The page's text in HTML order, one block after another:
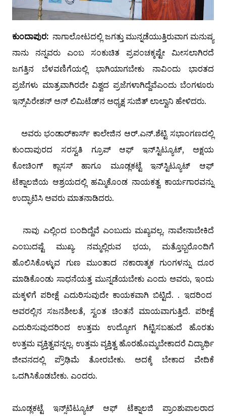
ಕುಂದಾಪುರ: ನಾಗಾಲೋಟದಲ್ಲಿ ಜಗತ್ತು ಮುನ್ನಡೆಯುತ್ತಿರುವಾಗ ಮನುಷ್ಯ
ನಾನು ನನ್ನವರು ಎಂಬ ಸಂಕುಚಿತ ಪ್ರಪಂಚಕ್ಕಷ್ಟೇ ಮೀಸಲಾಗಿರದೆ
ಜಗತ್ತಿನ ಬೆಳವಣಿಗೆಯಲ್ಲಿ ಭಾಗಿಯಾಗಬೇಕು
ನಾವಿಂದು ಭಾರತದ
ಪ್ರಜೆಗಳು ಮಾತ್ರವಾಗಿರದೇ ವಿಶ್ವದ ಪ್ರಜೆಗಳಾಗಿದ್ದೆವೆಎಂದು ಬೆಂಗಳೂರು
ಇನ್ಸ್‌ಪಿರೇಶನ್ ಅನ್ ಲಿಮಿಟೆಡ್‌ನ ಅಧ್ಯಕ್ಷ ಸುಜಿತ್ ಲಾಲ್ವಾನಿ ಹೇಳಿದರು.
ಅವರುಭಂಡಾರ್‌ಕಾರ್ಸ್‌ ಕಾಲೇಜಿನ ಆರ್.ಎನ್.ಶೆಟ್ಟಿ ಸಭಾಂಗಣದಲ್ಲಿ
ಕುಂದಾಪುರದ ಸರಸ್ವತಿ ಗ್ರೂಪ್ ಆಫ್ ಇನ್‌ಸ್ಟಿಟ್ಯೂಟ್, ಅಕ್ಷಯ
ಕೋಚಿಂಗ್ ಕ್ಲಾಸಸ್ ಹಾಗೂ ಮೂಡ್ಲಕಟ್ಟೆ ಇನ್‌ಸ್ಟಿಟ್ಯೂಟ್ ಆಫ್
ಟೆಕ್ನಾಲಜಿಯ ಆಶ್ರಯದಲ್ಲಿ ಹಮ್ಮಿಕೊಂಡ ನಾಯಕತ್ವ ಕಾರ್ಯಗಾರವನ್ನು
ಉದ್ಘಾಟಿಸಿ ಅವರು ಮಾತನಾಡಿದರು.
ನಾವು ಎಲ್ಲಿಂದ ಬಂದಿದ್ದೆವೆ ಎಂಬುದು ಮಖ್ಯವಲ್ಲ. ನಾವೇನಾಬೇಕಿದೆ
ಎಂಬುದಷ್ಟೆ ಮುಖ್ಯ. ನಮ್ಮಲ್ಲಿರುವ ಭಯ, ಮತ್ತೊಬ್ಬರೊಂದಿಗೆ
ಹೊಲಿಸಿಕೊಳ್ಳುವ ಗುಣ ಮುಂತಾದ ನಕಾರಾತ್ಮಕ ಗುಂಗಳನ್ನು ದೂರ
ಮಾಡಿಕೊಂಡು ಸಾಧನೆಯತ್ತ ಮುನ್ನಡೆಯಬೇಕುಎಂದು ಅವರು,ಇಂದು
ಮಕ್ಕಳಿಗೆ ಪರೀಕ್ಷೆ ಎದುರಿಸುವುದೇ ಕಾಯಕವಾಗಿ ಬಿಟ್ಟಿದೆ. . ಇದರಿಂದ
ಅವರಲ್ಲಿನ ಸಜನಶೀಲತೆ, ಸ್ವಂತ ಚಿಂತನೆ ಮಾಯವಾಗುತ್ತಿದೆ. ಪರೀಕ್ಷೆ
ಎದುರಿಸುವುದರಿಂದ ಉತ್ತಮ ಉದ್ಯೋಗ ಗಿಟ್ಟಿಸಬಹುದೆ ಹೊರತು
ಉತ್ತಮ ವ್ಯಕ್ತಿತ್ವವನ್ನಲ್ಲ. ಉತ್ತಮ ವ್ಯಕ್ತಿತ್ವ ಹೊರಹೊಮ್ಮಬೇಕಾದರೆ ವಿದ್ಯಾರ್ಥಿ
ಜೀವನದಲ್ಲಿ ಪ್ರೌಢಿಮೆ ತೋರಬೇಕು. ಅದಕ್ಕೆ ಬೇಕಾದ ವೇದಿಕೆ
ಒದಗಿಸಿಕೊಡಬೇಕು. ಎಂದರು.
ಮೂಡ್ಲಕಟ್ಟೆ ಇನ್ಸ್‌ಟಿಟ್ಯೂಟ್ ಆಫ್ ಟೆಕ್ನಾಲಜಿ ಪ್ರಾಂಶುಪಾಲರಾದ